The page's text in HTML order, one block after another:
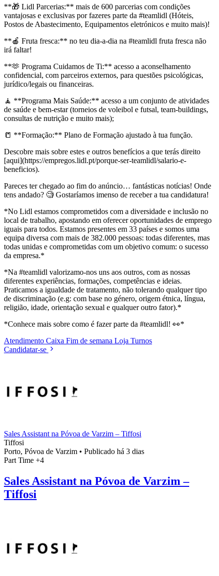
**🎁 Lidl Parcerias:** mais de 600 parcerias com condições
vantajosas e exclusivas por fazeres parte da #teamlidl (Hóteis,
Postos de Abastecimento, Equipamentos eletrónicos e muito mais)!
**🍎 Fruta fresca:** no teu dia-a-dia na #teamlidl fruta fresca não
irá faltar!
**🫶 Programa Cuidamos de Ti:** acesso a aconselhamento
confidencial, com parceiros externos, para questões psicológicas,
jurídico/legais ou financeiras.
🧘 **Programa Mais Saúde:** acesso a um conjunto de atividades
de saúde e bem-estar (torneios de voleibol e futsal, team-buildings,
consultas de nutrição e muito mais);
📒 **Formação:** Plano de Formação ajustado à tua função.
Descobre mais sobre estes e outros benefícios a que terás direito
[aqui](https://empregos.lidl.pt/porque-ser-teamlidl/salario-e-
beneficios).
Pareces ter chegado ao fim do anúncio… fantásticas notícias! Onde
tens andado? 🧐 Gostaríamos imenso de receber a tua candidatura!
*No Lidl estamos comprometidos com a diversidade e inclusão no
local de trabalho, apostando em oferecer oportunidades de emprego
iguais para todos. Estamos presentes em 33 países e somos uma
equipa diversa com mais de 382.000 pessoas: todas diferentes, mas
todas unidas e comprometidas com um objetivo comum: o sucesso
da empresa.*
*Na #teamlidl valorizamo-nos uns aos outros, com as nossas
diferentes experiências, formações, competências e ideias.
Praticamos a igualdade de tratamento, não tolerando qualquer tipo
de discriminação (e.g: com base no género, origem étnica, língua,
religião, idade, orientação sexual e qualquer outro fator).*
*Conhece mais sobre como é fazer parte da #teamlidl! 👀*
Atendimento Caixa Fim de semana Loja Turnos
Candidatar-se
Sales Assistant na Póvoa de Varzim – Tiffosi
Tiffosi
Porto, Póvoa de Varzim • Publicado há 3 dias
Part Time +4
Sales Assistant na Póvoa de Varzim –
Tiffosi